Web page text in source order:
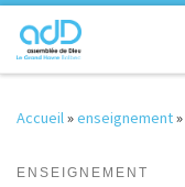
Passer au contenu
Accueil»enseignement»
ENSEIGNEMENT